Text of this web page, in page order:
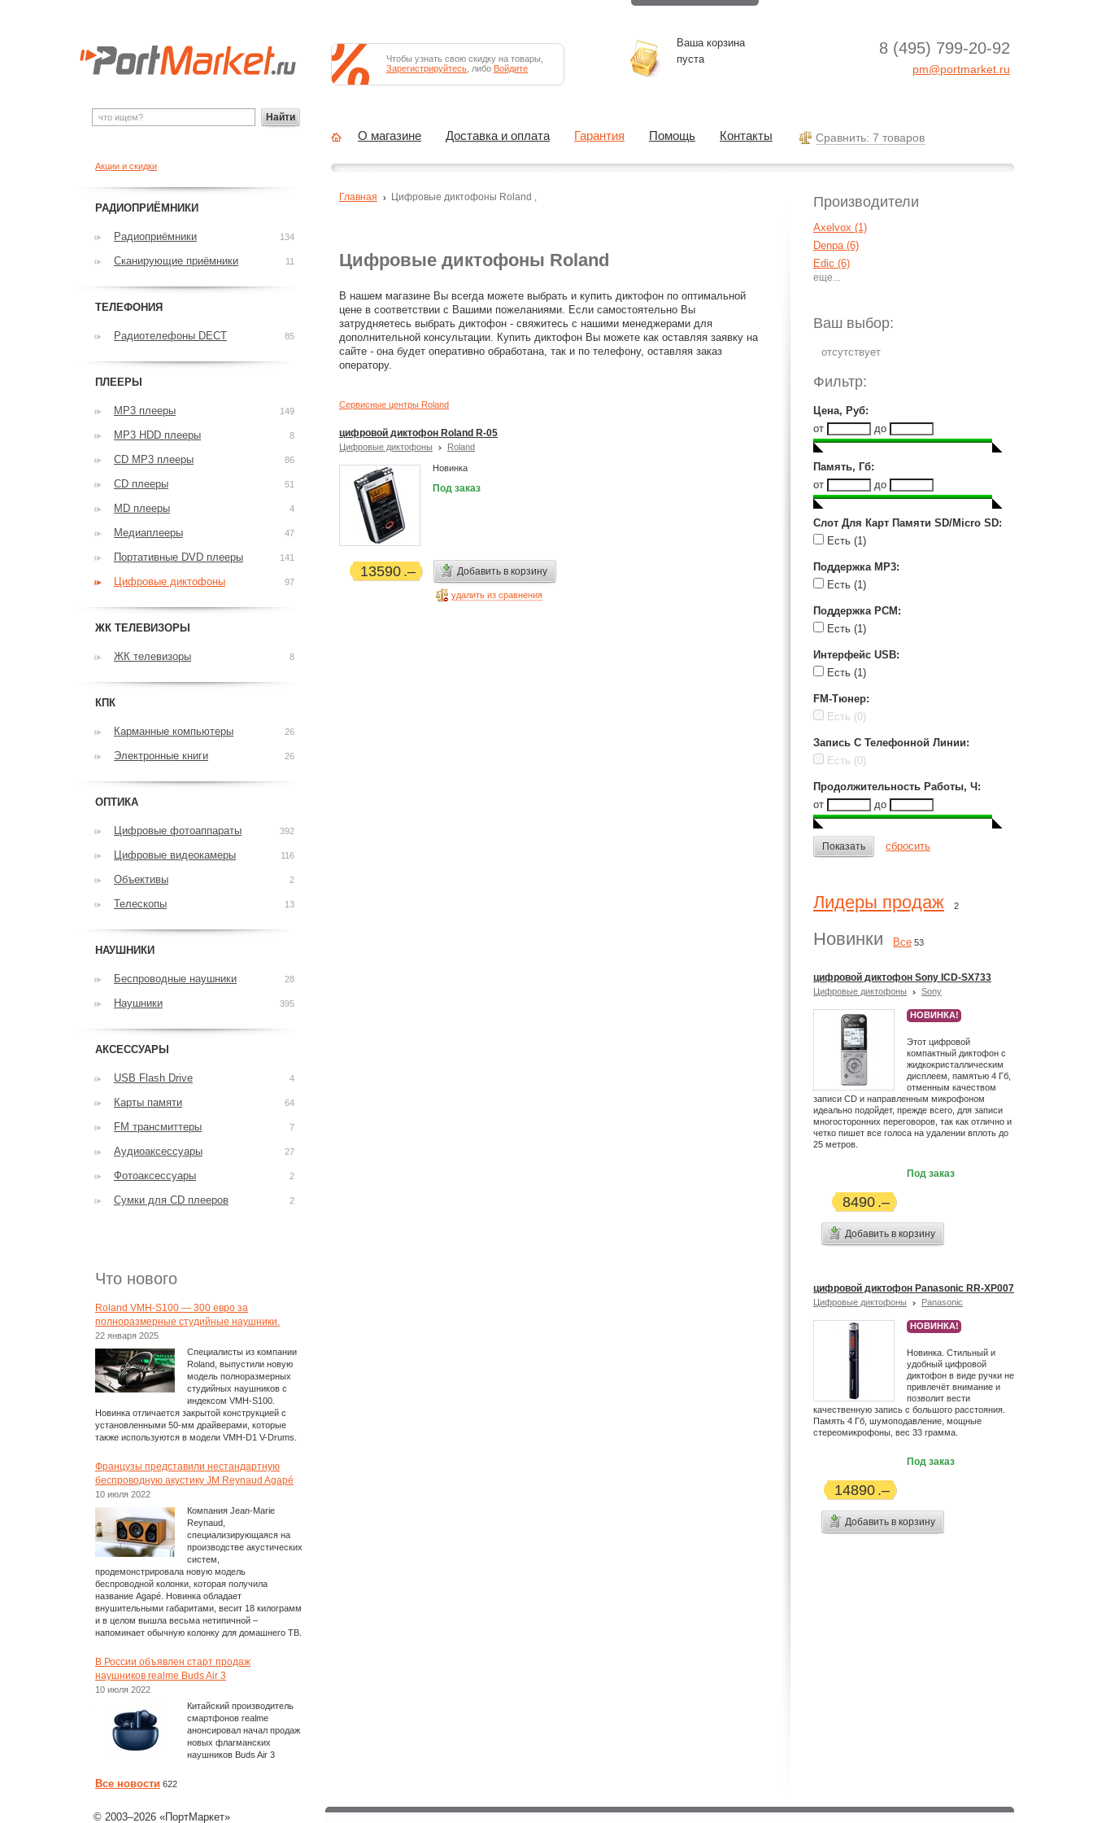
Цифровые диктофоны Roland
В нашем магазине Вы всегда можете выбрать и купить диктофон по оптимальной
цене в соответствии с Вашими пожеланиями. Если самостоятельно Вы
затрудняетесь выбрать диктофон - свяжитесь с нашими менеджерами для
дополнительной консультации. Купить диктофон Вы можете как оставляя заявку на
сайте - она будет оперативно обработана, так и по телефону, оставляя заказ
оператору.
Сервисные центры Roland
цифровой диктофон Roland R-05
Цифровые диктофоны Roland
Новинка
Под заказ
13590 Добавить в корзину
удалить из сравнения
Главная Цифровые диктофоны Roland , Производители
Axelvox (1)
Denpa (6)
Edic (6)
iRiver (2)
Philips (2)
Roland (1)
Sanyo (5)
Sony (21)
Tascam (1)
Гном (4)
Ваш выбор:
Фильтр:
Цена, Руб:
от
до
Память, Гб:
от
до
Слот Для Карт Памяти SD/Micro SD:
Есть (1)
Поддержка MP3:
Есть (1)
Поддержка PCM :
Есть (1)
Интерфейс USB:
Есть (1)
FM-Тюнер:
Есть (0)
Запись С Телефонной Линии:
Есть (0)
Продолжительность Работы, Ч :
от
до
Показать сбросить
Лидеры продаж 2
Новинки Все 53
цифровой диктофон Sony ICD-SX733
Цифровые диктофоны Sony
НОВИНКА!
Этот цифровой
компактный диктофон с
жидкокристаллическим
дисплеем, памятью 4 Гб,
отменным качеством
записи CD и направленным микрофоном
идеально подойдет, прежде всего, для записи
многосторонних переговоров, так как отлично и
четко пишет все голоса на удалении вплоть до
25 метров.
Под заказ
8490
Добавить в корзину
цифровой диктофон Panasonic RR-XP007
Цифровые диктофоны Panasonic
НОВИНКА!
Новинка. Стильный и
удобный цифровой
диктофон в виде ручки не
привлечёт внимание и
позволит вести
качественную запись c большого расстояния.
Память 4 Гб, шумоподавление, мощные
стереомикрофоны, вес 33 грамма.
Под заказ
14890
Добавить в корзину
Акции и скидки
РАДИОПРИЁМНИКИ
Радиоприёмники 134
Сканирующие приёмники 11
ТЕЛЕФОНИЯ
Радиотелефоны DECT 85
ПЛЕЕРЫ
MP3 плееры 149
MP3 HDD плееры 8
CD MP3 плееры 86
CD плееры 51
MD плееры 4
Медиаплееры 47
Портативные DVD плееры 141
Цифровые диктофоны 97
ЖК ТЕЛЕВИЗОРЫ
ЖК телевизоры 8
КПК
Карманные компьютеры 26
Электронные книги 26
ОПТИКА
Цифровые фотоаппараты 392
Цифровые видеокамеры 116
Объективы 2
Телескопы 13
НАУШНИКИ
Беспроводные наушники 28
Наушники 395
АКСЕССУАРЫ
USB Flash Drive 4
Карты памяти 64
FM трансмиттеры 7
Аудиоаксессуары 27
Фотоаксессуары 2
Сумки для CD плееров 2
Что нового
Roland VMH-S100 — 300 евро за
полноразмерные студийные наушники.
22 января 2025
Специалисты из компании
Roland, выпустили новую
модель полноразмерных
студийных наушников с
индексом VMH-S100.
Новинка отличается закрытой конструкцией с
установленными 50-мм драйверами, которые
также используются в модели VMH-D1 V-Drums.
Французы представили нестандартную
беспроводную акустику JM Reynaud Agapé
10 июля 2022
Компания Jean-Marie
Reynaud,
специализирующаяся на
производстве акустических
систем,
продемонстрировала новую модель
беспроводной колонки, которая получила
название Agapé. Новинка обладает
внушительными габаритами, весит 18 килограмм
и в целом вышла весьма нетипичной –
напоминает обычную колонку для домашнего ТВ.
В России объявлен старт продаж
наушников realme Buds Air 3
10 июля 2022
Китайский производитель
смартфонов realme
анонсировал начал продаж
новых флагманских
наушников Buds Air 3
Все новости 622
Найти
Чтобы узнать свою скидку на товары,
Зарегистрируйтесь , либо Войдите
Ваша корзина
пуста
8 (495) 799-20-92
pm@portmarket.ru
О магазине Доставка и оплата Гарантия Помощь Контакты Cравнить: 7 товаров
© 2003–2026 «ПортМаркет»